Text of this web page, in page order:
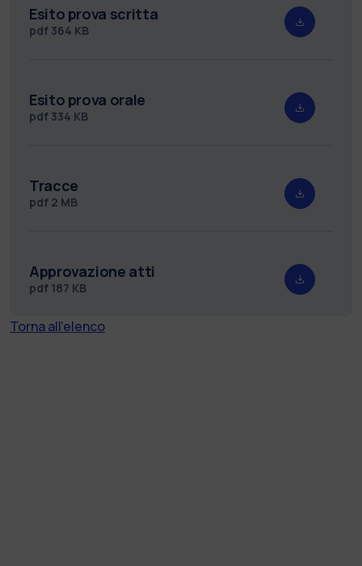
Esito prova scritta
pdf 364 KB
Esito prova orale
pdf 334 KB
Tracce
pdf 2 MB
Approvazione atti
pdf 187 KB
Torna all'elenco